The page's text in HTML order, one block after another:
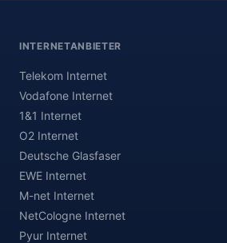
INTERNETANBIETER
Telekom Internet
Vodafone Internet
1&1 Internet
O2 Internet
Deutsche Glasfaser
EWE Internet
M-net Internet
NetCologne Internet
Pyur Internet